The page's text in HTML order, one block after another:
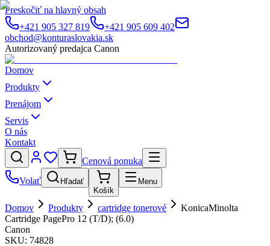
Preskočiť na hlavný obsah
+421 905 327 819
+421 905 609 402
obchod@konturaslovakia.sk
Autorizovaný predajca Canon
Domov
Produkty
Prenájom
Servis
O nás
Kontakt
Cenová ponuka
Volať
Hľadať
Košík
Menu
Domov Produkty cartridge tonerové
KonicaMinolta
Cartridge PagePro 12 (T/D); (6.0)
Canon
SKU: 74828